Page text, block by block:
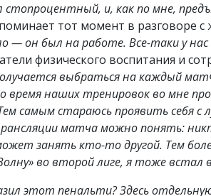
и, как по мне,
тот момент в разговоре
— он был на работе. Все-таки у
физического воспитания и
выбраться на каждый
время наших тренировок во мне
самым стараюсь проявить себя
матча можно понять:
занять кто-то другой. Тем
во второй лиге, я тоже встал
этот пенальти? Здесь